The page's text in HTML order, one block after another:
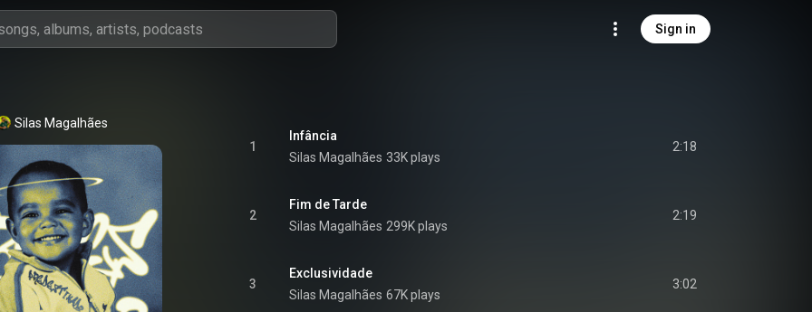
Sign in
Silas Magalhães
1
Infância
Silas Magalhães 33K plays
2:18
2
Fim de Tarde
Silas Magalhães 299K plays
2:19
3
Exclusividade
Silas Magalhães 67K plays
3:02